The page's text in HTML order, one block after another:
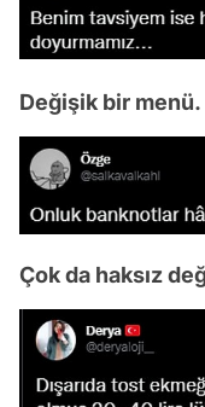
Değişik bir menü.
Çok da haksız